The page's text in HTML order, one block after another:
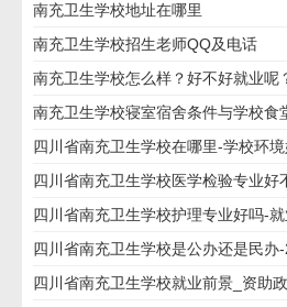
南充卫生学校地址在哪里
南充卫生学校招生老师QQ及电话
南充卫生学校怎么样？好不好就业呢
南充卫生学校寝室宿舍条件与学校食
四川省南充卫生学校在哪里-学校环
四川省南充卫生学校医学检验专业好
四川省南充卫生学校护理专业好吗-
四川省南充卫生学校是公办还是民办
四川省南充卫生学校就业前景_资助